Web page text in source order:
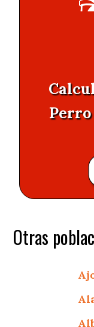
Perro
Otras